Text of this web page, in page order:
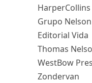
Grupo Nelson
Editorial Vida
Thomas
WestBow
Zondervan